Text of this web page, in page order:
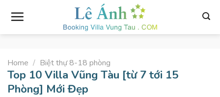
Home / Biệt thự 8-18 phòng
Top 10 Villa Vũng Tàu [từ 7 tới 15
Phòng] Mới Đẹp